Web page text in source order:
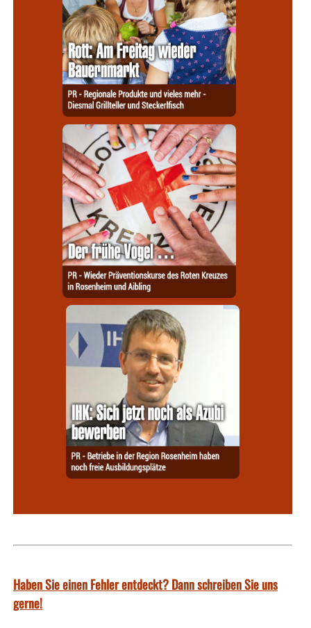
Haben Sie einen Fehler entdeckt? Dann schreiben Sie uns
gerne!